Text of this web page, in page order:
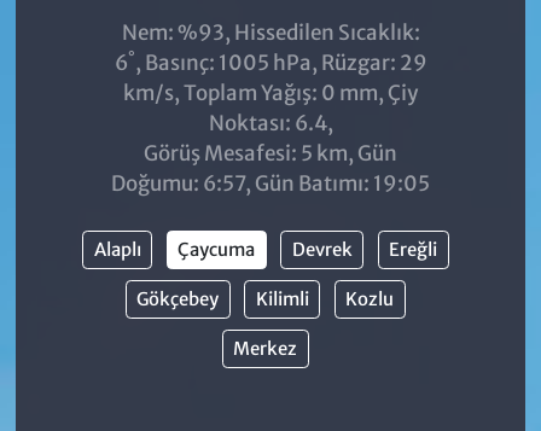
Nem: %93, Hissedilen Sıcaklık:
6°, Basınç: 1005 hPa, Rüzgar: 29
km/s, Toplam Yağış: 0 mm, Çiy
Noktası: 6.4,
Görüş Mesafesi: 5 km, Gün
Doğumu: 6:57, Gün Batımı: 19:05
Alaplı Çaycuma Devrek Ereğli
Gökçebey Kilimli Kozlu
Merkez